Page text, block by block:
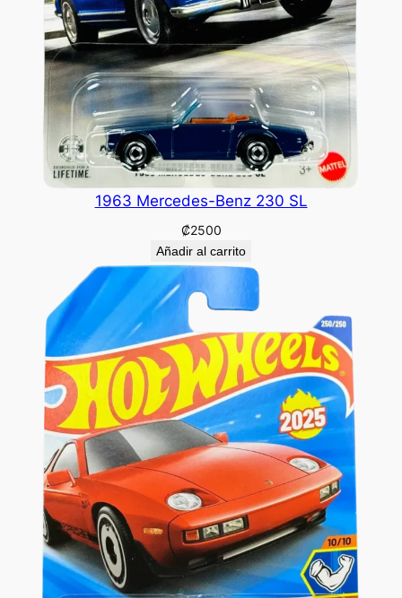
1963 Mercedes-Benz 230 SL
₡2500
Añadir al carrito